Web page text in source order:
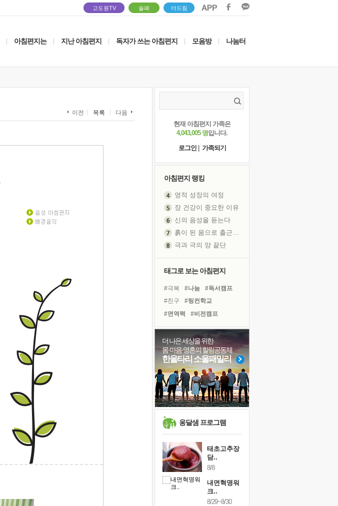
고도원TV 솔패 더드림
아침편지는 지난 아침편지 독자가 쓰는 아침편지 모음방 나눔터
이전 목록 다음
현재 아침편지 가족은
4,043,005 명입니다.
로그인
가족되기
아침편지 랭킹
영적 성장의 여정
장 건강이 중요한 이유
신의 음성을 듣는다
흙이 된 몸으로 출근하는 여자
극과 극의 양 끝단
극심한 변비, 어깨결림, 수면 장애
보고 싶은 어머니
유년 시절의 부산 영도 바다
못된 꼰대들
거울 속의 나
희망이란
'모른다'는 것
귀를 열고 마음을 내어주고
태그로 보는 아침편지
#극복 #나눔
#독서캠프
#친구
#링컨학교
#면역력
#비전캠프
#희망
#리더
#독서
#아이들
#사람
#계획
#도움
#위기
#힐링
#경험
#다짐
#명상
#바이러스
#선택
더 나은 세상을 위한
몸·마음·영혼의 힐링공동체
한울타리 소울패밀리
옹달샘 프로그램
태초고추장
담..
8/8
내면혁명워
크..
8/29~8/30